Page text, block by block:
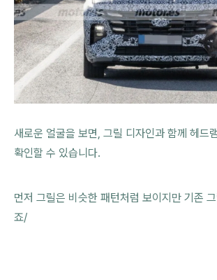
새로운 얼굴을 보면, 그릴 디자인과 함께 헤드
확인할 수 있습니다.
먼저 그릴은 비슷한 패턴처럼 보이지만 기존
죠/